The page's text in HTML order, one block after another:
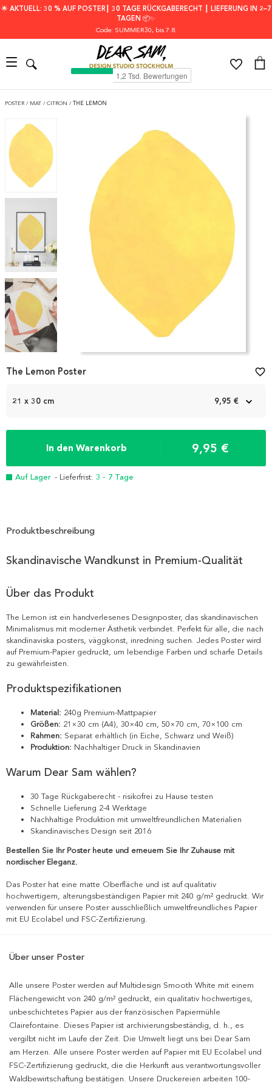
🌟 AKTUELL: 30 % AUF POSTER┃ 30 TAGE RÜCKGABERECHT ┃ LIEFERUNG IN 2–7
TAGEN 📦✨
Code: SUMMER30, bis 7.8.
POSTER / MAT / CITRON / THE LEMON
1
21 x 30 cm 9,95 €
In den Warenkorb 9,95 €
Auf Lager - Lieferfrist: 3 - 7 Tage
The Lemon Poster favorite_border
Produktbeschreibung
Skandinavische Wandkunst in Premium-Qualität
Über das Produkt
The Lemon ist ein handverlesenes Designposter, das skandinavischen
Minimalismus mit moderner Ästhetik verbindet. Perfekt für alle, die nach
skandinaviska posters, väggkonst, inredning suchen. Jedes Poster wird
auf Premium-Papier gedruckt, um lebendige Farben und scharfe Details
zu gewährleisten.
Produktspezifikationen
Material: 240g Premium-Mattpapier
Größen: 21×30 cm (A4), 30×40 cm, 50×70 cm, 70×100 cm
Rahmen: Separat erhältlich (in Eiche, Schwarz und Weiß)
Produktion: Nachhaltiger Druck in Skandinavien
Warum Dear Sam wählen?
30 Tage Rückgaberecht - risikofrei zu Hause testen
Schnelle Lieferung 2-4 Werktage
Nachhaltige Produktion mit umweltfreundlichen Materialien
Skandinavisches Design seit 2016
Bestellen Sie Ihr Poster heute und erneuern Sie Ihr Zuhause mit
nordischer Eleganz.
Das Poster hat eine matte Oberfläche und ist auf qualitativ
hochwertigem, alterungsbeständigen Papier mit 240 g/m² gedruckt. Wir
verwenden für unsere Poster ausschließlich umweltfreundliches Papier
mit EU Ecolabel und FSC-Zertifizierung.
Über unser Poster
Alle unsere Poster werden auf Multidesign Smooth White mit einem
Flächengewicht von 240 g/m² gedruckt, ein qualitativ hochwertiges,
unbeschichtetes Papier aus der französischen Papiermühle
Clairefontaine. Dieses Papier ist archivierungsbeständig, d. h., es
vergilbt nicht im Laufe der Zeit. Die Umwelt liegt uns bei Dear Sam
am Herzen. Alle unsere Poster werden auf Papier mit EU Ecolabel und
FSC-Zertifizierung gedruckt, die die Herkunft aus verantwortungsvoller
Waldbewirtschaftung bestätigen. Unsere Druckereien arbeiten 100-